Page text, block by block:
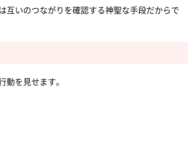
互いのつながりを確認する神聖な手段だからで
を見せます。